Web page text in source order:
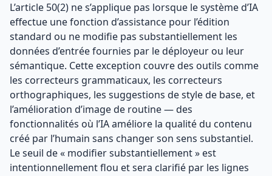
L’article 50(2) ne s’applique pas lorsque le système d’IA
effectue une fonction d’assistance pour l’édition
standard ou ne modifie pas substantiellement les
données d’entrée fournies par le déployeur ou leur
sémantique. Cette exception couvre des outils comme
les correcteurs grammaticaux, les correcteurs
orthographiques, les suggestions de style de base, et
l’amélioration d’image de routine — des
fonctionnalités où l’IA améliore la qualité du contenu
créé par l’humain sans changer son sens substantiel.
Le seuil de « modifier substantiellement » est
intentionnellement flou et sera clarifié par les lignes